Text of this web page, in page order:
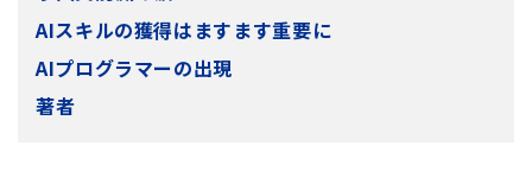
AIスキルの獲得はますます重要に
AIプログラマーの出現
著者